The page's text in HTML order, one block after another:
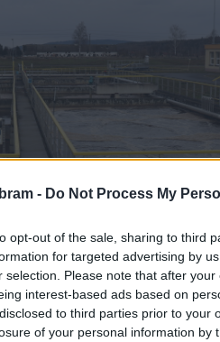
- Do Not Process My
opt-out of the sale, sharing to third
for targeted advertising by
selection. Please note that after
interest-based ads based on
to third parties prior to your
of your personal information by